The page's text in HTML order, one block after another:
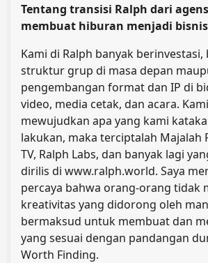
Tentang transisi Ralph dari
membuat hiburan menjadi
Kami di Ralph banyak berinvestasi,
struktur grup di masa depan
pengembangan format dan IP di
video, media cetak, dan acara.
mewujudkan apa yang kami
lakukan, maka terciptalah Majalah
TV, Ralph Labs, dan banyak lagi
dirilis di www.ralph.world. Saya
percaya bahwa orang-orang tidak
kreativitas yang didorong oleh
bermaksud untuk membuat dan
yang sesuai dengan pandangan
Worth Finding.